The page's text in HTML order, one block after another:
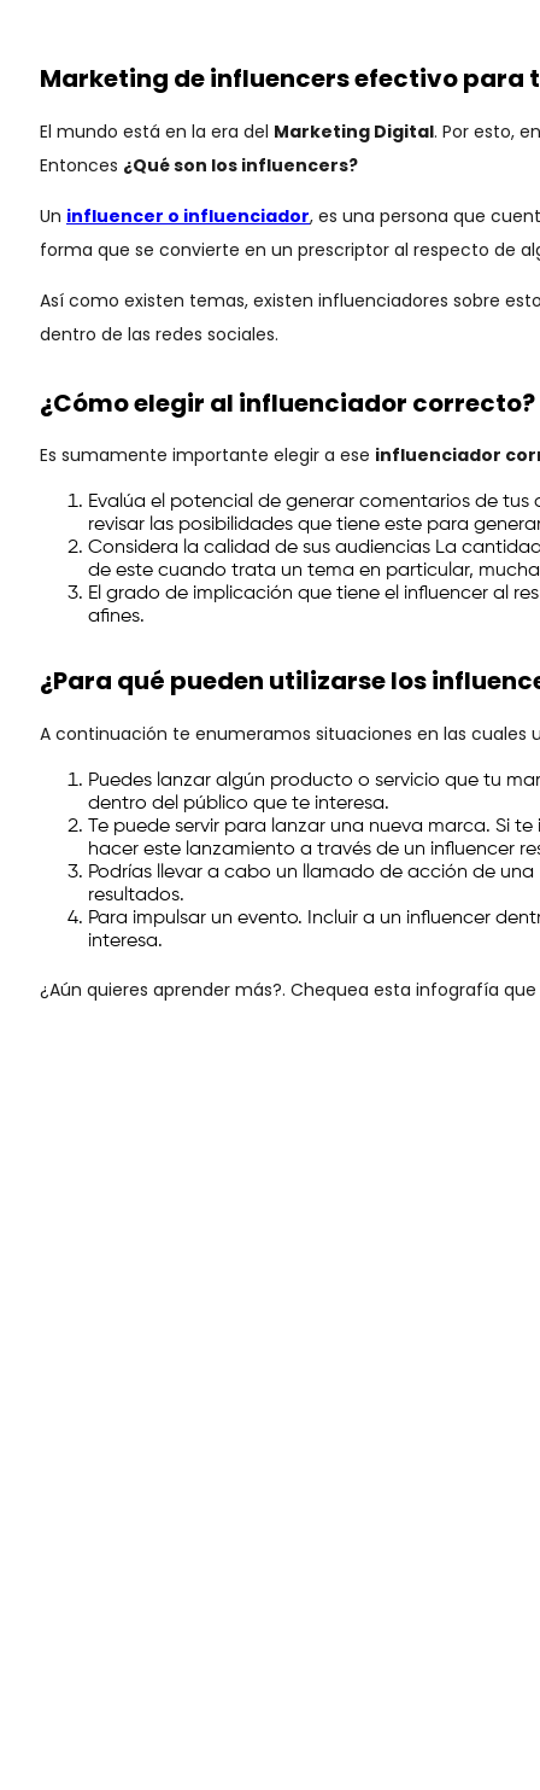
Marketing de influencers efectivo para
El mundo está en la era del Marketing Digital. Por esto,
Entonces ¿Qué son los influencers?
Un influencer o influenciador, es una persona que
forma que se convierte en un prescriptor al respecto de
Así como existen temas, existen influenciadores sobre
dentro de las redes sociales.
¿Cómo elegir al influenciador correcto?
Es sumamente importante elegir a ese influenciador
Evalúa el potencial de generar comentarios de
revisar las posibilidades que tiene este para
Considera la calidad de sus audiencias La
de este cuando trata un tema en particular,
El grado de implicación que tiene el influencer al
afines.
¿Para qué pueden utilizarse los
A continuación te enumeramos situaciones en las cuales
Puedes lanzar algún producto o servicio que tu
dentro del público que te interesa.
Te puede servir para lanzar una nueva marca. Si
hacer este lanzamiento a través de un influencer
Podrías llevar a cabo un llamado de acción de
resultados.
Para impulsar un evento. Incluir a un influencer
interesa.
¿Aún quieres aprender más?. Chequea esta infografía